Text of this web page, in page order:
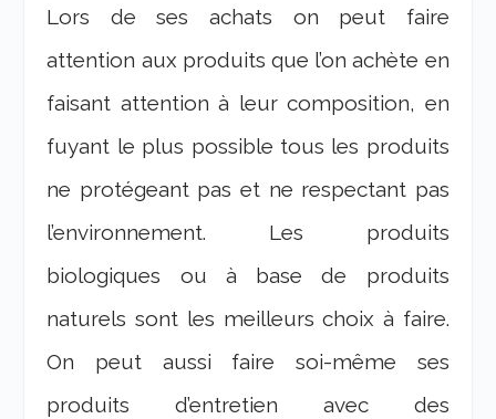
Lors de ses achats on peut faire
attention aux produits que l’on achète en
faisant attention à leur composition, en
fuyant le plus possible tous les produits
ne protégeant pas et ne respectant pas
l’environnement. Les produits
biologiques ou à base de produits
naturels sont les meilleurs choix à faire.
On peut aussi faire soi-même ses
produits d’entretien avec des